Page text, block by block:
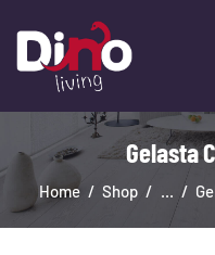
HOME
LAMINAAT
Gelasta
Home Shop ...